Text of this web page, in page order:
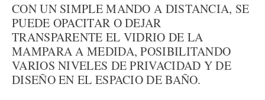
CON UN SIMPLE MANDO A DISTANCIA, SE
PUEDE OPACITAR O DEJAR
TRANSPARENTE EL VIDRIO DE LA
MAMPARA A MEDIDA, POSIBILITANDO
VARIOS NIVELES DE PRIVACIDAD Y DE
DISEÑO EN EL ESPACIO DE BAÑO.